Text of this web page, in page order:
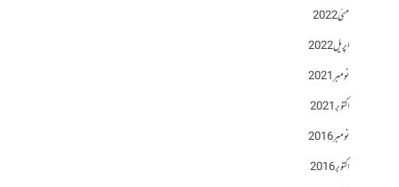
مئی 2022
اپریل 2022
نومبر 2021
اکتوبر 2021
نومبر 2016
اکتوبر 2016